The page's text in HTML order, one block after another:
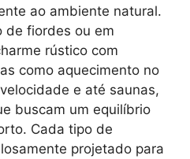
ao ambiente natural.
de fiordes ou em
rústico com
como aquecimento no
e até saunas,
buscam um equilíbrio
Cada tipo de
projetado para